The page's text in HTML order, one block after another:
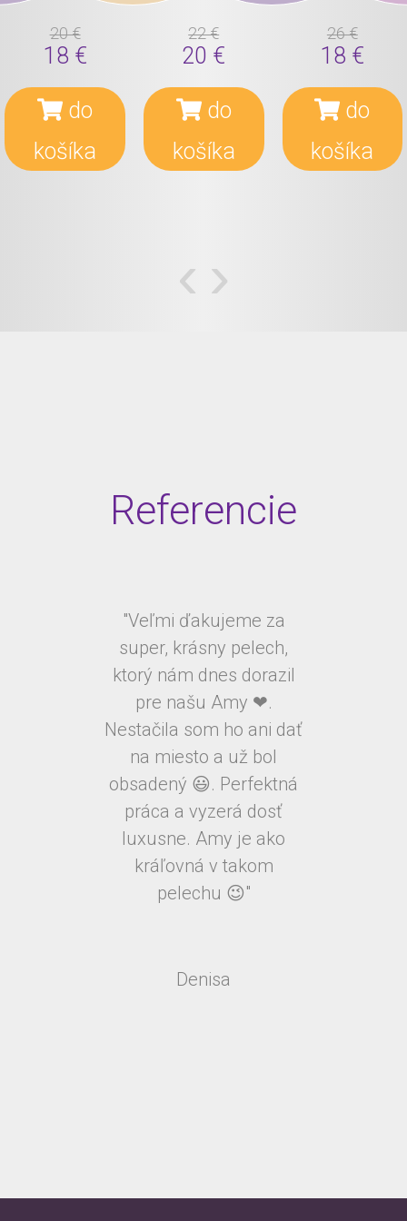
20 €
18 €
do
košíka
22 €
20 €
do
košíka
26 €
18 €
do
košíka
‹ ›
Referencie
"Veľmi ďakujeme za
super, krásny pelech,
ktorý nám dnes dorazil
pre našu Amy ❤.
Nestačila som ho ani dať
na miesto a už bol
obsadený 😃. Perfektná
práca a vyzerá dosť
luxusne. Amy je ako
kráľovná v takom
pelechu 😉"
Denisa